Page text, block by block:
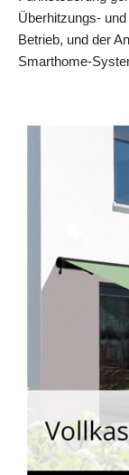
Überhitzungs-
Betrieb, und der
Smarthome-